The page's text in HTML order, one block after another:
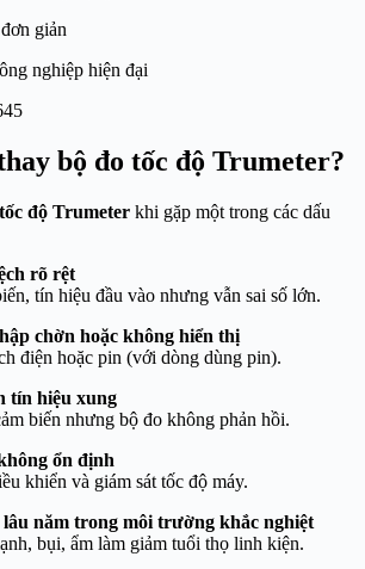
giản
nghiệp hiện đại
bộ đo tốc độ Trumeter?
độ Trumeter khi gặp một trong các dấu
rõ rệt
tín hiệu đầu vào nhưng vẫn sai số lớn.
chờn hoặc không hiển thị
điện hoặc pin (với dòng dùng pin).
tín hiệu xung
biến nhưng bộ đo không phản hồi.
ổn định
khiển và giám sát tốc độ máy.
năm trong môi trường khắc nghiệt
bụi, ẩm làm giảm tuổi thọ linh kiện.